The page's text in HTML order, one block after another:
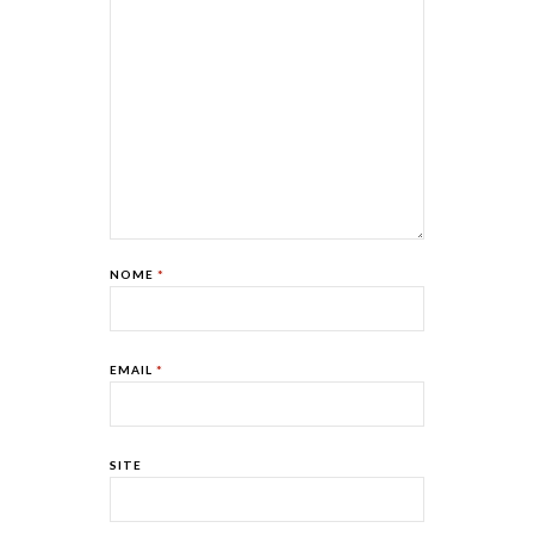
NOME *
EMAIL *
SITE